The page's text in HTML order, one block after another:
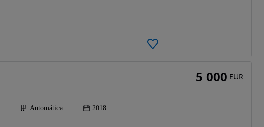
Automática 2018
5 000 EUR